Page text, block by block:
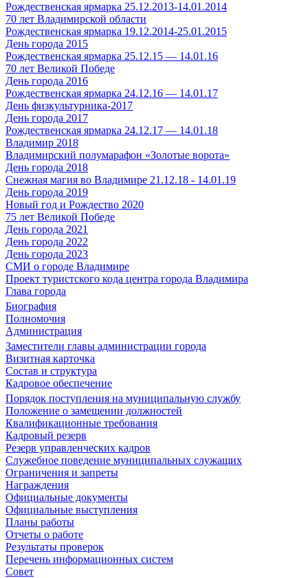
Рождественская ярмарка 25.12.2013-14.01.2014
70 лет Владимирской области
Рождественская ярмарка 19.12.2014-25.01.2015
День города 2015
Рождественская ярмарка 25.12.15 — 14.01.16
70 лет Великой Победе
День города 2016
Рождественская ярмарка 24.12.16 — 14.01.17
День физкультурника-2017
День города 2017
Рождественская ярмарка 24.12.17 — 14.01.18
Владимир 2018
Владимирский полумарафон «Золотые ворота»
День города 2018
Снежная магия во Владимире 21.12.18 - 14.01.19
День города 2019
Новый год и Рождество 2020
75 лет Великой Победе
День города 2021
День города 2022
День города 2023
СМИ о городе Владимире
Проект туристского кода центра города Владимира
Глава города
Биография
Полномочия
Администрация
Заместители главы администрации города
Визитная карточка
Состав и структура
Кадровое обеспечение
Порядок поступления на муниципальную службу
Положение о замещении должностей
Квалификационные требования
Кадровый резерв
Резерв управленческих кадров
Служебное поведение муниципальных служащих
Ограничения и запреты
Награждения
Официальные документы
Официальные выступления
Планы работы
Отчеты о работе
Результаты проверок
Перечень информационных систем
Совет